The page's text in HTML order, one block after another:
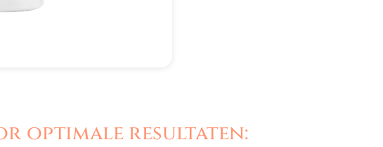
optimale resultaten: